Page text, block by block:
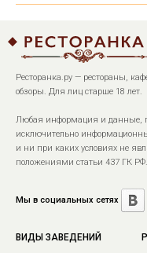
Ресторанка.ру — рестораны,
обзоры. Для лиц старше 18 лет.
Любая информация и данные,
исключительно
и ни при каких условиях не
положениями статьи 437 ГК РФ.
Мы в социальных сетях
ВИДЫ ЗАВЕДЕНИЙ